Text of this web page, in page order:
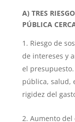
A) TRES
PÚBLICA
Riesgo de
de intereses y
el
pública, salud,
rigidez del
Aumento del